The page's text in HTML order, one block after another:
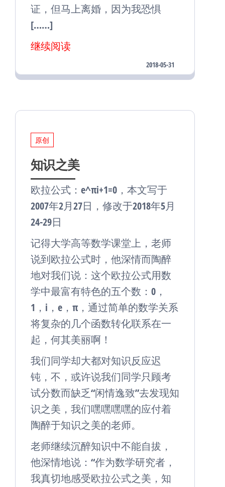
证，但马上离婚，因为我恐惧
[……]
继续阅读
2018-05-31
原创
知识之美
欧拉公式：e^πi+1=0，本文写于
2007年2月27日，修改于2018年5月
24-29日
记得大学高等数学课堂上，老师
说到欧拉公式时，他深情而陶醉
地对我们说：这个欧拉公式用数
学中最富有特色的五个数：0，
1，i，e，π，通过简单的数学关系
将复杂的几个函数转化联系在一
起，何其美丽啊！
我们同学却大都对知识反应迟
钝，不，或许说我们同学只顾考
试分数而缺乏“闲情逸致”去发现知
识之美，我们嘿嘿嘿嘿的应付着
陶醉于知识之美的老师。
老师继续沉醉知识中不能自拔，
他深情地说：“作为数学研究者，
我真切地感受欧拉公式之美，知